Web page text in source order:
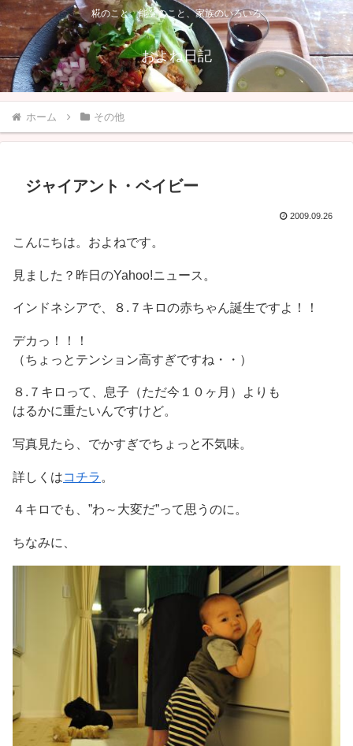
糀のこと、能登のこと、家族のいろいろ
およね日記
ホーム その他
ジャイアント・ベイビー
2009.09.26
こんにちは。およねです。
見ました？昨日のYahoo!ニュース。
インドネシアで、８.７キロの赤ちゃん誕生ですよ！！
デカっ！！！
（ちょっとテンション高すぎですね・・）
８.７キロって、息子（ただ今１０ヶ月）よりも
はるかに重たいんですけど。
写真見たら、でかすぎでちょっと不気味。
詳しくはコチラ 。
４キロでも、”わ～大変だ”って思うのに。
ちなみに、